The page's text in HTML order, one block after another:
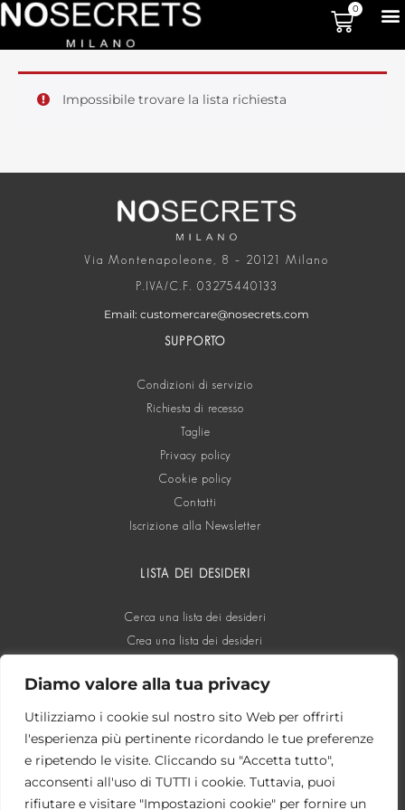
Diamo valore alla tua privacy
Utilizziamo i cookie sul nostro sito Web per offrirti
l'esperienza più pertinente ricordando le tue preferenze
e ripetendo le visite. Cliccando su "Accetta tutto",
acconsenti all'uso di TUTTI i cookie. Tuttavia, puoi
rifiutare e visitare "Impostazioni cookie" per fornire un
0
Impossibile trovare la lista richiesta
Via Montenapoleone, 8 – 20121 Milano
P.IVA/C.F. 03275440133
Email: customercare@nosecrets.com
SUPPORTO
Condizioni di servizio
Richiesta di recesso
Taglie
Privacy policy
Cookie policy
Contatti
Iscrizione alla Newsletter
LISTA DEI DESIDERI
Cerca una lista dei desideri
Crea una lista dei desideri
SOCIAL